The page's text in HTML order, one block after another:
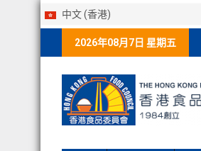
中文 (香港)
2026年08月7日 星期五